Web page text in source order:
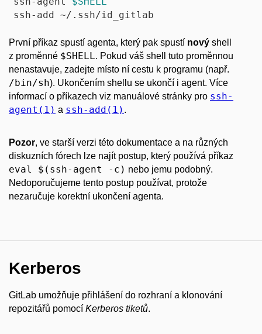
První příkaz spustí agenta, který pak spustí nový shell
z proměnné $SHELL . Pokud váš shell tuto proměnnou
nenastavuje, zadejte místo ní cestu k programu (např.
/bin/sh). Ukončením shellu se ukončí i agent. Více
informací o příkazech viz manuálové stránky pro ssh-
agent(1) a ssh-add(1) .
Pozor, ve starší verzi této dokumentace a na různých
diskuzních fórech lze najít postup, který používá příkaz
eval $(ssh-agent -c) nebo jemu podobný.
Nedoporučujeme tento postup používat, protože
nezaručuje korektní ukončení agenta.
Kerberos
GitLab umožňuje přihlášení do rozhraní a klonování
repozitářů pomocí Kerberos tiketů.